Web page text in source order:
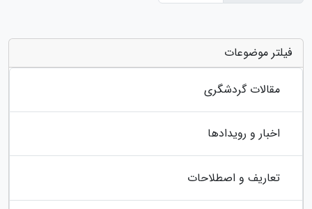
فیلتر موضوعات
مقالات گردشگری
اخبار و رویدادها
تعاریف و اصطلاحات